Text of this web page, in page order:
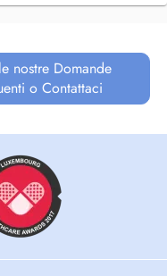
nostre Domande
o Contattaci